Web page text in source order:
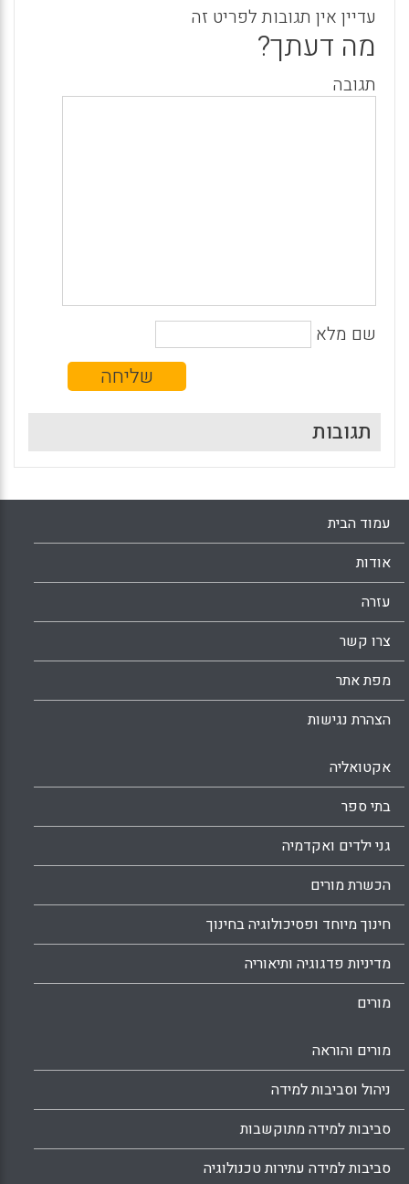
עדיין אין תגובות לפריט זה
מה דעתך?
תגובה
שם מלא
תגובות
עמוד הבית
אודות
עזרה
צרו קשר
מפת אתר
הצהרת נגישות
אקטואליה
בתי ספר
גני ילדים ואקדמיה
הכשרת מורים
חינוך מיוחד ופסיכולוגיה בחינוך
מדיניות פדגוגיה ותיאוריה
מורים
מורים והוראה
ניהול וסביבות למידה
סביבות למידה מתוקשבות
סביבות למידה עתירות טכנולוגיה